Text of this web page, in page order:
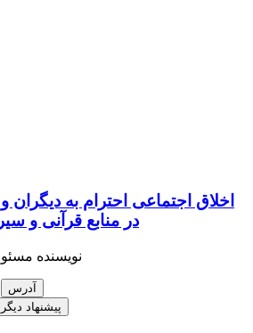
اخلاق اجتماعی احترام به دیگران
در منابع قرآنی و
نویسنده
آدرس
پیشنهاد